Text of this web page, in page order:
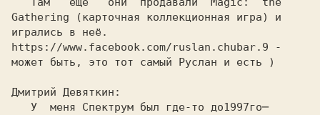
Gathering (карточная коллекционная игра) и
игрались в неё.
https://www.facebook.com/ruslan.chubar.9 -
может быть, это тот самый Руслан и есть )
Дмитрий Девяткин:
   У  меня Спектрум был где-то до
1997го─